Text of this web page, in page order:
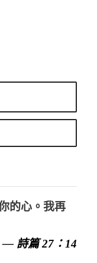
的心。我再
— 詩篇 27：14